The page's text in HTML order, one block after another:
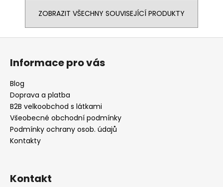
ZOBRAZIT VŠECHNY SOUVISEJÍCÍ PRODUKTY
Z
Informace pro vás
Blog
Doprava a platba
B2B velkoobchod s látkami
Všeobecné obchodní podmínky
Podmínky ochrany osob. údajů
Kontakty
Kontakt